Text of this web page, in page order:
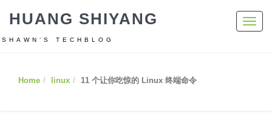
HUANG SHIYANG
SHAWN’S TECHBLOG
Home linux 11 个让你吃惊的 Linux 终端命令